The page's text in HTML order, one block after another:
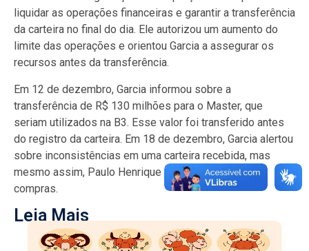
liquidar as operações financeiras e garantir a transferência
da carteira no final do dia. Ele autorizou um aumento do
limite das operações e orientou Garcia a assegurar os
recursos antes da transferência.
Em 12 de dezembro, Garcia informou sobre a
transferência de R$ 130 milhões para o Master, que
seriam utilizados na B3. Esse valor foi transferido antes
do registro da carteira. Em 18 de dezembro, Garcia alertou
sobre inconsistências em uma carteira recebida, mas
mesmo assim, Paulo Henrique prosseguiu com as
compras.
Leia Mais